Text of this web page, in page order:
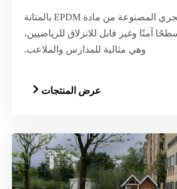
تتميز مسارات الجري المصنوعة من مادة EPDM بالمتانة
آمنًا وغير قابل للانزلاق للرياضيين،
وهي مثالية للمدارس والملاعب.
عرض المنتجات